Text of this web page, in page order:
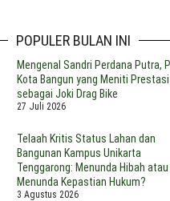
POPULER BULAN INI
Mengenal Sandri Perdana Putra,
Kota Bangun yang Meniti Prestasi
sebagai Joki Drag Bike
27 Juli 2026
Telaah Kritis Status Lahan dan
Bangunan Kampus Unikarta
Tenggarong: Menunda Hibah atau
Menunda Kepastian Hukum?
3 Agustus 2026